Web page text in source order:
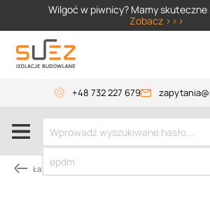
Wilgoć w piwnicy? Mamy skuteczne
Zobacz >>>
+48 732 227 679
Łazienka